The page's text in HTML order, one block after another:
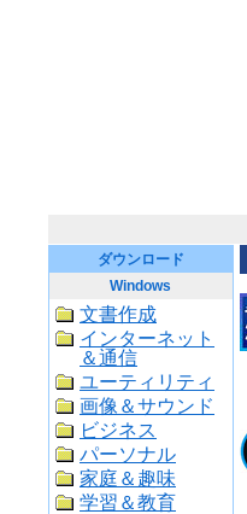
ダウンロード
Windows
文書作成
インターネット
＆通信
ユーティリティ
画像＆サウンド
ビジネス
パーソナル
家庭＆趣味
学習＆教育